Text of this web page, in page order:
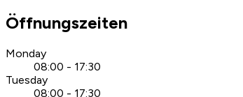
Öffnungszeiten
Monday
08:00 - 17:30
Tuesday
08:00 - 17:30